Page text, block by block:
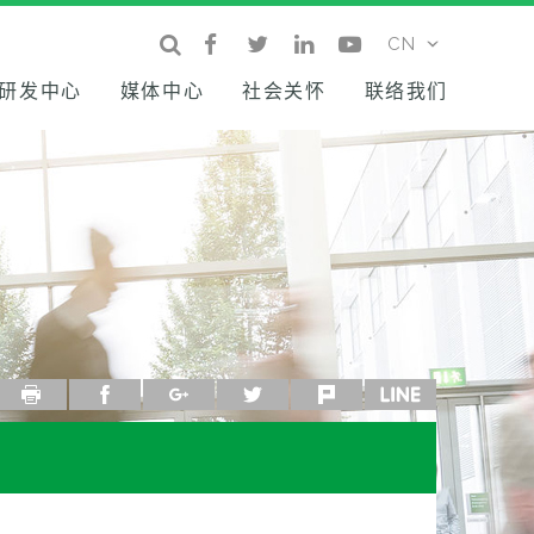
发中心 媒体中心 社会关怀 联络我们
facebook google+ twitter plurk line